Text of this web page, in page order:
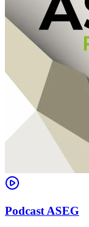
Podcast ASEG